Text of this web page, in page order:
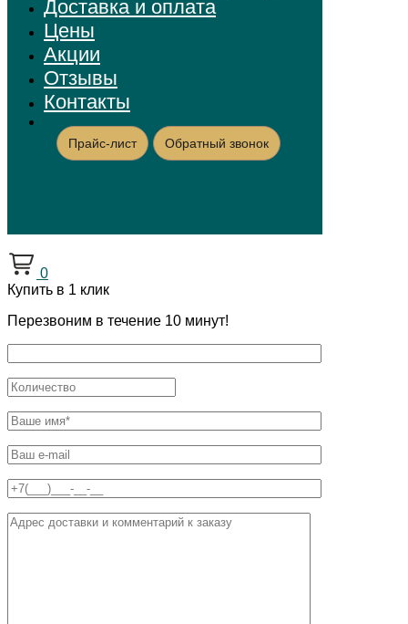
Доставка и оплата
Цены
Акции
Отзывы
Контакты
Прайс-лист Обратный звонок
0
Купить в 1 клик
Перезвоним в течение 10 минут!